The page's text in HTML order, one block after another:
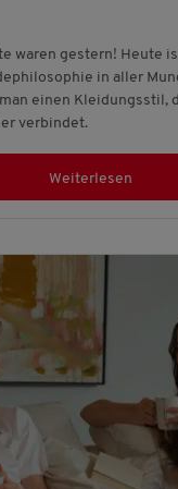
waren gestern! Heute
in aller
einen Kleidungsstil,
verbindet.
Weiterlesen